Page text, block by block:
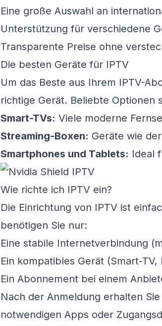
Eine große Auswahl an
Unterstützung für verschiedene
Transparente Preise ohne
Die besten Geräte für IPTV
Um das Beste aus Ihrem IPTV-
richtige Gerät. Beliebte Optionen
Smart-TVs: Viele moderne
Streaming-Boxen: Geräte wie
Smartphones und Tablets: Ideal
Wie richte ich IPTV ein?
Die Einrichtung von IPTV ist
benötigen Sie nur:
Eine stabile Internetverbindung
Ein kompatibles Gerät (Smart-TV,
Ein Abonnement bei einem
Nach der Anmeldung erhalten
notwendigen Apps oder